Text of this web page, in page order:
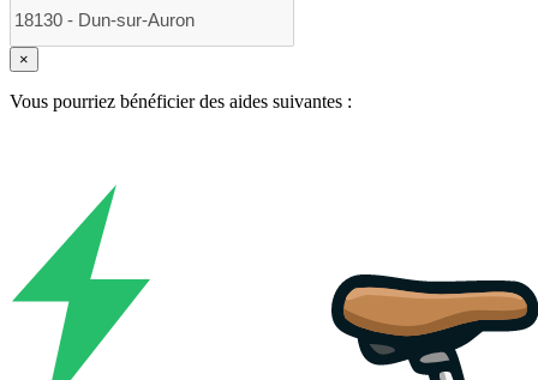
×
Vous pourriez bénéficier des aides suivantes :